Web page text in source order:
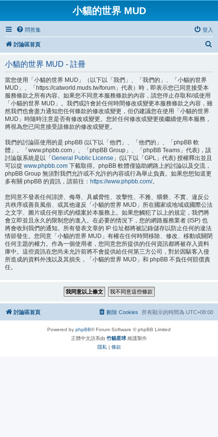
小貓的世界 MUD
問答集 登入
討論區首頁
小貓的世界 MUD - 註冊
當您使用「小貓的世界 MUD」（以下以「我們」、「我們的」、「小貓的世界
MUD」、「https://catworld.muds.tw/forum」代表）時，即表示您已同意接受本
服務條款之所有內容。如果您不同意本服務條款的內容，請您停止存取和/或使用
「小貓的世界 MUD」。我們或許會於任何時間修改或變更本服務條款之內容，雖
然我們也會盡力通知您任何條款的修改或變更，但仍建議您在使用「小貓的世界
MUD」時隨時注意是否有修改或變更。您於任何修改或變更後繼續使用本服務，
將視為您已同意接受該條款的修改或變更。
我們的討論區使用的是 phpBB (以下以「他們」、「他們的」、「phpBB 軟
體」、「www.phpbb.com」、「phpBB Group」、「phpBB Teams」代表)，該
討論版系統是以「 General Public License 」(以下以「GPL」代表) 授權釋出並且
可以從 www.phpbb.com 下載取得。phpBB 軟體僅協助網路上的討論以及交流，
phpBB Group 無須對我們允許或不允許的內容或行為舉止負責。如果您想知道更
多有關 phpBB 的資訊，請前往： https://www.phpbb.com/。
您同意不發表任何誹謗、侮辱、具威脅性、攻擊性、不雅、猥褻、不實、違反公
共秩序或善良風俗、或其他違反「小貓的世界 MUD」所在國家或地域或國際公法
之文字、圖片或任何形式的檔案於本服務上。如果您觸犯了以上的規定，我們將
會立即並且永久的限制您的進入。在必要的情況下，您的網路服務業者 (ISP) 也
將會收到我們的通知。所有發表文章的 IP 位址都將被記錄儲存以防止任何的違法
情節發生。您同意「小貓的世界 MUD」有權在任何時間移除、修改、移動或關閉
任何主題的權力。作為一個使用者，您同意您所提供的任何資訊都將被存入資料
庫中。這些資訊在您尚未允許前將不會提供給任何第三方公司，對於因駭客入侵
所造成的資料外洩以及其損失，「小貓的世界 MUD」和 phpBB 不負任何賠償責
任。
討論區首頁 所有顯示的時間為 UTC+08:00
刪除 Cookies
Powered by phpBB® Forum Software © phpBB Limited
正體中文語系由 竹貓星球 維護製作
隱私 | 條款